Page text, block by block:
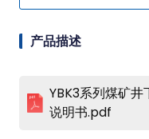
产品描述
YBK3系列煤矿
说明书.pdf